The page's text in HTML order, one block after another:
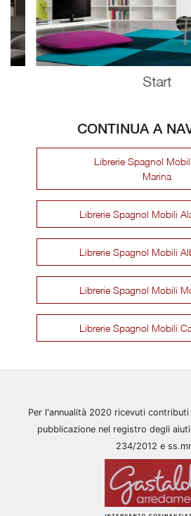
Start
CONTINUA A
Librerie Spagnol
Marina
Librerie Spagnol Mobili
Librerie Spagnol Mobili
Librerie Spagnol Mobili
Librerie Spagnol Mobili
Per l'annualità 2020 ricevuti
pubblicazione nel registro degli
234/2012 e